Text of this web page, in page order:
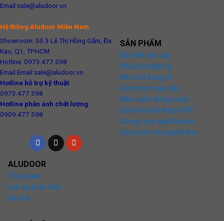
Email:sale@aludoor.vn
Hệ thống Aludoor Miền Nam
Showroom: Số 3 Lê Thị Hồng Gấm, Đa
Kao, Q1, TPHCM
Hotline: 0973.477.598
Email:Email:sale@aludoor.vn
Hotline hỗ trợ kỹ thuật:
0973.477.598
Hotline phản ánh chất lượng :
0909.477.598
SẢN PHẨM
Nội thất cao cấp
Khóa cửa điện tử
Đèn Led trang trí
Cửa nhôm cao cấp
Rèm cuốn thông minh
Cửa nhựa lõi thép uPVC
Cửa gỗ cao cấp Aludoor
Cửa cuốn công nghệ Đức
ALUDOOR
Tổng quan
Lịch sử phát triển
Liên hệ